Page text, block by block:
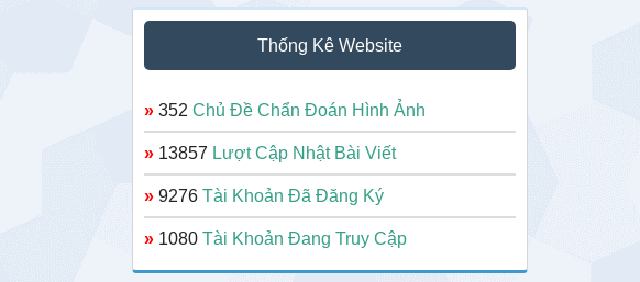
Thống Kê Website
» 352 Chủ Đề Chẩn Đoán Hình Ảnh
» 13857 Lượt Cập Nhật Bài Viết
» 9276 Tài Khoản Đã Đăng Ký
» 1080 Tài Khoản Đang Truy Cập